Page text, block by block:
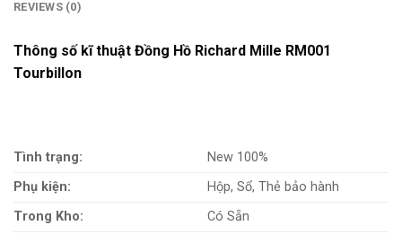
REVIEWS (0)
Thông số kĩ thuật Đồng Hồ Richard Mille RM001
Tourbillon
Tình trạng:
New 100%
Phụ kiện:
Hộp, Sổ, Thẻ bảo hành
Trong Kho:
Có Sẵn